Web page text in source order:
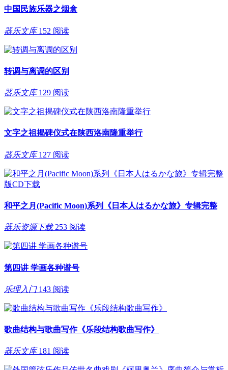
中国民族乐器之烟盒
器乐文库 152 阅读
转调与离调的区别
器乐文库 129 阅读
文字之祖揭碑仪式在陕西洛南隆重举行
器乐文库 127 阅读
和平之月(Pacific Moon)系列《日本人はるかな旅》专辑完整
器乐资源下载 253 阅读
第四讲 学画各种谱号
乐理入门 143 阅读
歌曲结构与歌曲写作《乐段结构歌曲写作》
器乐文库 181 阅读